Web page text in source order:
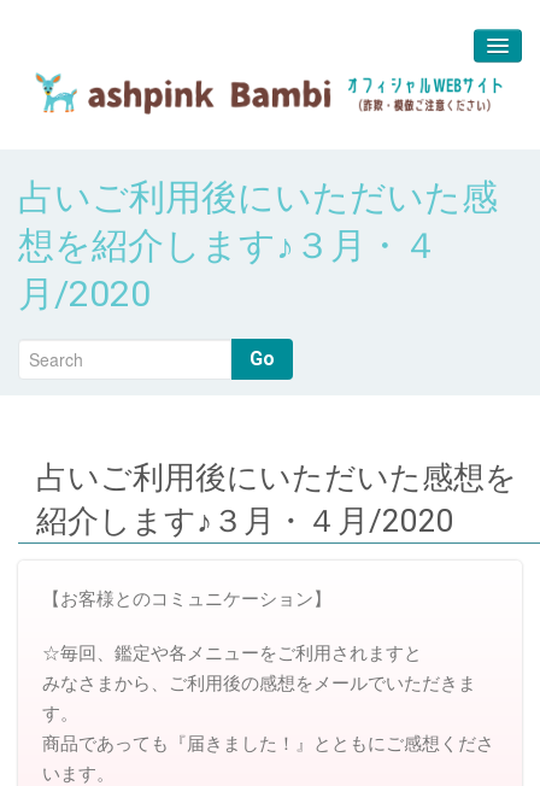
about us
堀江 真代
占いご利用後にいただいた感
想を紹介します♪３月・４
月/2020
Go
占いご利用後にいただいた感想を
紹介します♪３月・４月/2020
【お客様とのコミュニケーション】
☆毎回、鑑定や各メニューをご利用されますと
みなさまから、ご利用後の感想をメールでいただきま
す。
商品であっても『届きました！』とともにご感想くださ
います。